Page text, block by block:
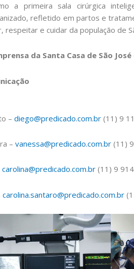
a primeira sala cirúrgica
refletido em partos e
respeitar e cuidar da população de
da Santa Casa de São
– diego@predicado.com.br (11) 9
– vanessa@predicado.com.br (11)
carolina@predicado.com.br (11) 9
carolina.santaro@predicado.com.br